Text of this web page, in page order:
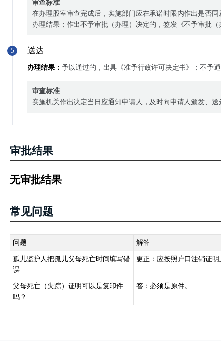
审查标准
在办理股室审查完成后，实施部门应在承诺时限内作出是否
办理结果；作出不予审批（办理）决定的，签发《不予审批（
5 送达
办理结果： 予以通过的，出具《准予行政许可决定书》；不予
审查标准
实施机关作出决定当日应通知申请人，及时向申请人颁发、
审批结果
无审批结果
常见问题
问题 解答
孤儿监护人把孤儿父母死亡时间填写错
误
更正：应按照户口注销证
父母死亡（失踪）证明可以是复印件
吗？
答：必须是原件。